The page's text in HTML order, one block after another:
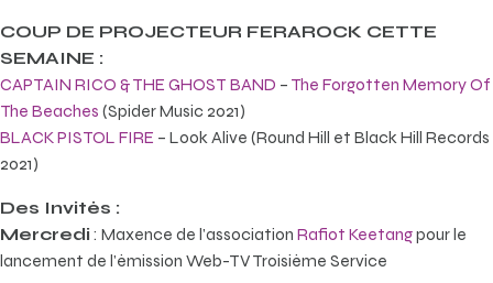
COUP DE PROJECTEUR FERAROCK CETTE
SEMAINE :
CAPTAIN RICO & THE GHOST BAND – The Forgotten Memory Of
The Beaches (Spider Music 2021)
BLACK PISTOL FIRE – Look Alive (Round Hill et Black Hill Records
2021)
Des Invités :
Mercredi : Maxence de l’association Rafiot Keetangpour le
lancement de l’émission Web-TV Troisième Service